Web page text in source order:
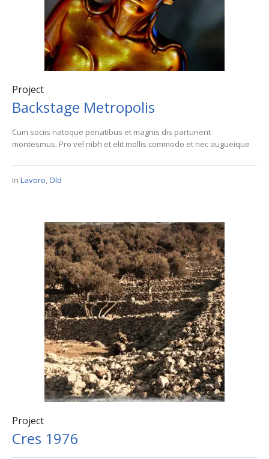
Project
Backstage Metropolis
Cum sociis natoque penatibus et magnis dis parturient
montesmus. Pro vel nibh et elit mollis commodo et nec augueique
In Lavoro,Old
Project
Cres 1976